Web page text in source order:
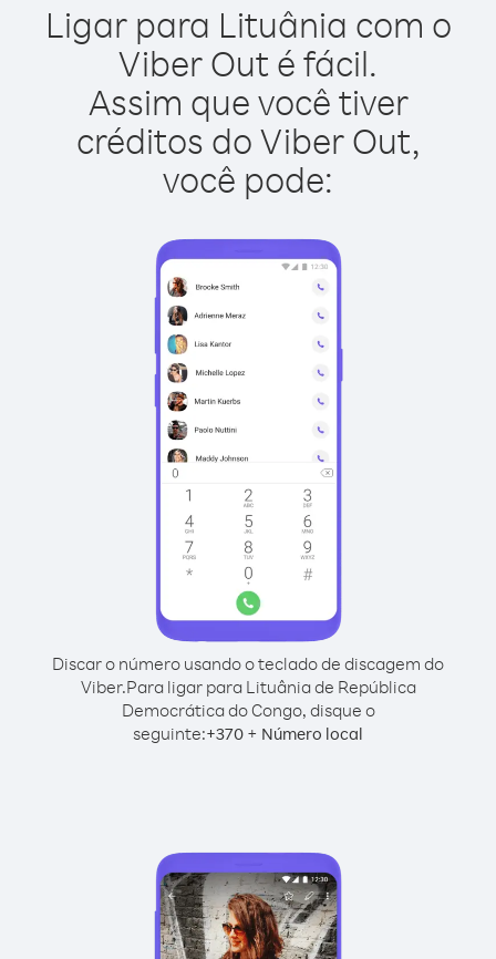
Ligar para Lituânia com o
Viber Out é fácil.
Assim que você tiver
créditos do Viber Out,
você pode:
Discar o número usando o teclado de discagem do
Viber.Para ligar para Lituânia de República
Democrática do Congo, disque o
seguinte:+370 + Número local